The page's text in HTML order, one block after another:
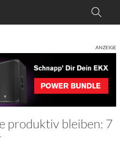
ANZEIGE
produktiv bleiben: 7